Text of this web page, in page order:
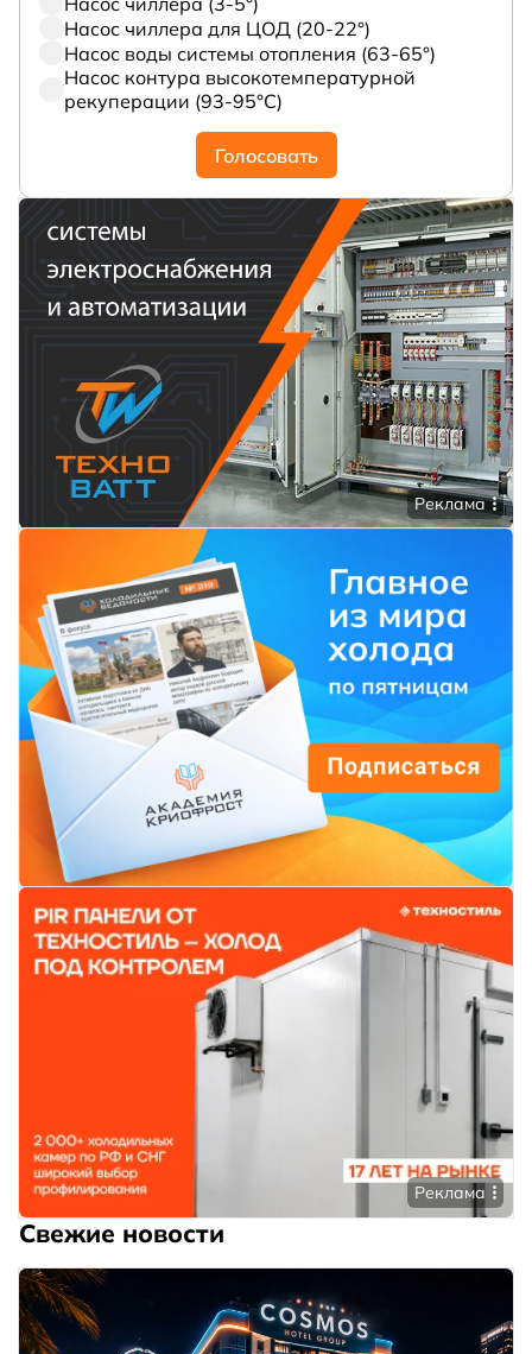
Насос чиллера для ЦОД (20-22°)
Насос воды системы отопления (63-65°)
Насос контура высокотемпературной
рекуперации (93-95°С)
Голосовать
Реклама
Реклама
Свежие новости